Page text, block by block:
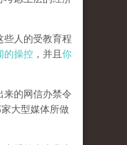
些人的受教育程
的操控 ，并且 你
来的网信办禁令
大型媒体所做